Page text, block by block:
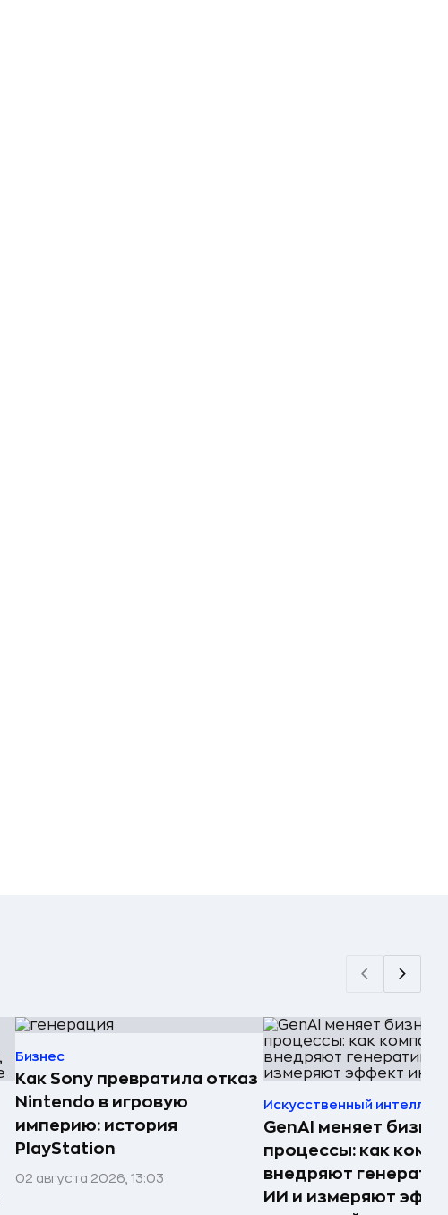
Бизнес
Как Sony превратила отказ
Nintendo в игровую
империю: история
PlayStation
02 августа 2026, 13:03
Искусственный
GenAI меняет
процессы: как
внедряют
ИИ и измеряют